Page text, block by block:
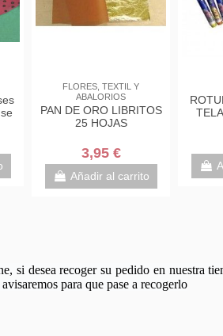
FLORES, TEXTIL Y
ABALORIOS
PAN DE ORO LIBRITOS
25 HOJAS
3,95 €
Añadir al carrito
si desea recoger su pedido en nuestra
para que pase a recogerlo